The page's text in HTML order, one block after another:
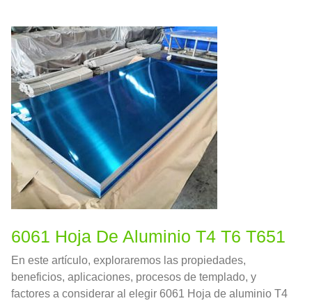
6061 Hoja De Aluminio T4 T6 T651
En este artículo, exploraremos las propiedades,
beneficios, aplicaciones, procesos de templado, y
factores a considerar al elegir 6061 Hoja de aluminio T4